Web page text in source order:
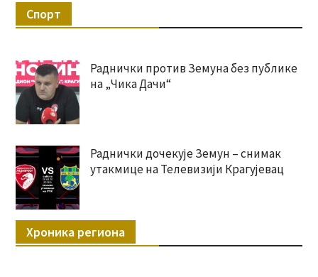
Спорт
Раднички против Земуна без публике
на „Чика Дачи“
Раднички дочекује Земун – снимак
утакмице на Телевизији Крагујевац
Хроника региона